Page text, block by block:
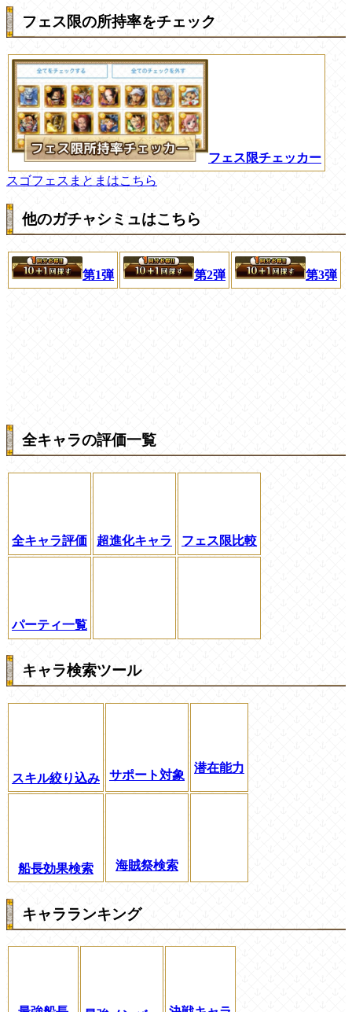
フェス限の所持率をチェック
フェス限チェッカー
スゴフェスまとまはこちら
他のガチャシミュはこちら
第1弾 第2弾 第3弾
全キャラの評価一覧
全キャラ評価 超進化キャラ フェス限比較
パーティ一覧
キャラ検索ツール
スキル絞り込み サポート対象
潜在能力
船長効果検索 海賊祭検索
キャラランキング